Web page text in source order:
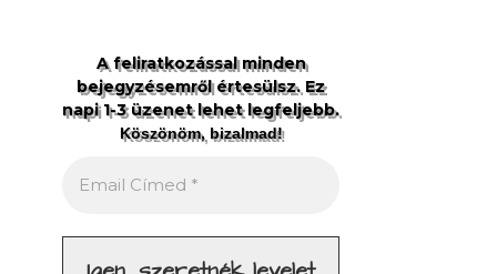
A feliratkozással minden
bejegyzésemről értesülsz. Ez
napi 1-3 üzenet lehet legfeljebb.
Köszönöm, bizalmad!